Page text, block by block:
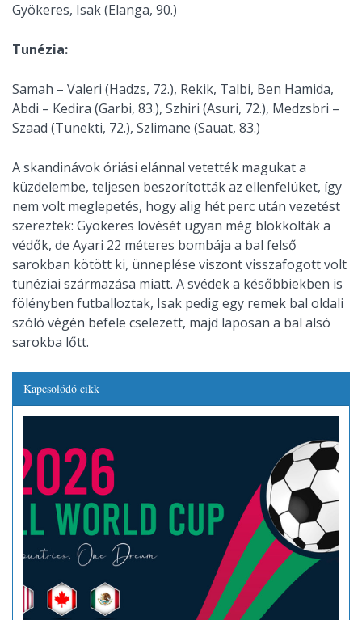
Gyökeres, Isak (Elanga, 90.)
Tunézia:
Samah – Valeri (Hadzs, 72.), Rekik, Talbi, Ben Hamida,
Abdi – Kedira (Garbi, 83.), Szhiri (Asuri, 72.), Medzsbri –
Szaad (Tunekti, 72.), Szlimane (Sauat, 83.)
A skandinávok óriási elánnal vetették magukat a
küzdelembe, teljesen beszorították az ellenfelüket, így
nem volt meglepetés, hogy alig hét perc után vezetést
szereztek: Gyökeres lövését ugyan még blokkolták a
védők, de Ayari 22 méteres bombája a bal felső
sarokban kötött ki, ünneplése viszont visszafogott volt
tunéziai származása miatt. A svédek a későbbiekben is
fölényben futballoztak, Isak pedig egy remek bal oldali
szóló végén befele cselezett, majd laposan a bal alsó
sarokba lőtt.
Kapcsolódó cikk